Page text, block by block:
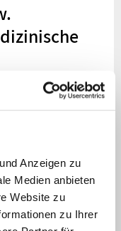
Anzeigen zu
Medien anbieten
Website zu
zu Ihrer